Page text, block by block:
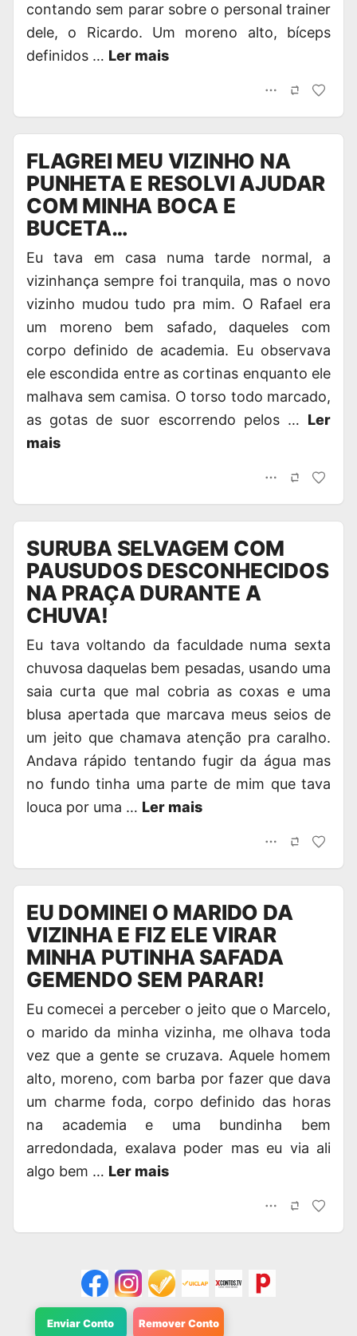
contando sem parar sobre o personal trainer
dele, o Ricardo. Um moreno alto, bíceps
definidos … Ler mais
FLAGREI MEU VIZINHO NA
PUNHETA E RESOLVI AJUDAR
COM MINHA BOCA E
BUCETA…
Eu tava em casa numa tarde normal, a
vizinhança sempre foi tranquila, mas o novo
vizinho mudou tudo pra mim. O Rafael era
um moreno bem safado, daqueles com
corpo definido de academia. Eu observava
ele escondida entre as cortinas enquanto ele
malhava sem camisa. O torso todo marcado,
as gotas de suor escorrendo pelos … Ler
mais
SURUBA SELVAGEM COM
PAUSUDOS DESCONHECIDOS
NA PRAÇA DURANTE A
CHUVA!
Eu tava voltando da faculdade numa sexta
chuvosa daquelas bem pesadas, usando uma
saia curta que mal cobria as coxas e uma
blusa apertada que marcava meus seios de
um jeito que chamava atenção pra caralho.
Andava rápido tentando fugir da água mas
no fundo tinha uma parte de mim que tava
louca por uma … Ler mais
EU DOMINEI O MARIDO DA
VIZINHA E FIZ ELE VIRAR
MINHA PUTINHA SAFADA
GEMENDO SEM PARAR!
Eu comecei a perceber o jeito que o Marcelo,
o marido da minha vizinha, me olhava toda
vez que a gente se cruzava. Aquele homem
alto, moreno, com barba por fazer que dava
um charme foda, corpo definido das horas
na academia e uma bundinha bem
arredondada, exalava poder mas eu via ali
algo bem … Ler mais
Enviar Conto Remover Conto